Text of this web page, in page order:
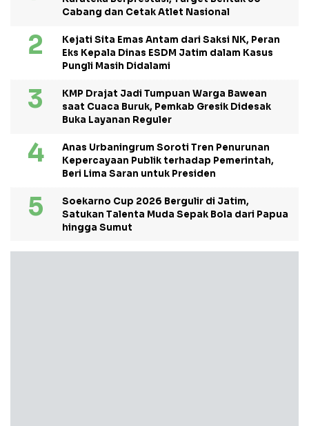
Cabang dan Cetak Atlet Nasional
Kejati Sita Emas Antam dari Saksi NK, Peran
Eks Kepala Dinas ESDM Jatim dalam Kasus
Pungli Masih Didalami
KMP Drajat Jadi Tumpuan Warga Bawean
saat Cuaca Buruk, Pemkab Gresik Didesak
Buka Layanan Reguler
Anas Urbaningrum Soroti Tren Penurunan
Kepercayaan Publik terhadap Pemerintah,
Beri Lima Saran untuk Presiden
Soekarno Cup 2026 Bergulir di Jatim,
Satukan Talenta Muda Sepak Bola dari Papua
hingga Sumut